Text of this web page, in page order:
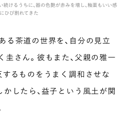
けるうちに、器の色艶が赤みを増し、釉薬もいい感
ひび割れてきた
る茶道の世界を、自分の見立
さん。彼もまた、父親の雅一
するものをうまく調和させな
したら、益子という風土が関